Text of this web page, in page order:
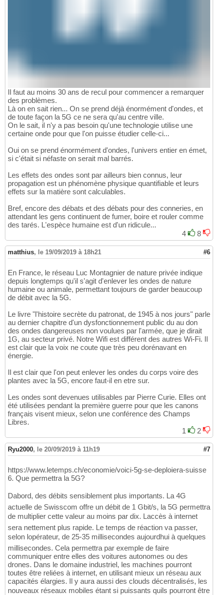
Il faut au moins 30 ans de recul pour commencer a remarquer
des problèmes.
Là on en sait rien... On se prend déjà énormément d'ondes, et
de toute façon la 5G ce ne sera qu'au centre ville.
On le sait, il n'y a pas besoin qu'une technologie utilise une
certaine onde pour que l'on puisse étudier celle-ci...
Oui on se prend énormément d'ondes, l'univers entier en émet,
si c'était si néfaste on serait mal barrés.
Les effets des ondes sont par ailleurs bien connus, leur
propagation est un phénomène physique quantifiable et leurs
effets sur la matière sont calculables.
Bref, encore des débats et des débats pour des conneries, en
attendant les gens continuent de fumer, boire et rouler comme
des tarés. L'espèce humaine est d'un ridicule...
4
8
matthius, le 19/09/2019 à 18h21 #6
En France, le réseau Luc Montagnier de nature privée indique
depuis longtemps qu'il s'agit d'enlever les ondes de nature
humaine ou animale, permettant toujours de garder beaucoup
de débit avec la 5G.
Le livre "l'histoire secrète du patronat, de 1945 à nos jours" parle
au dernier chapitre d'un dysfonctionnement public du au don
des ondes dangereuses non voulues par l'armée, que je dirait
1G, au secteur privé. Notre Wifi est différent des autres Wi-Fi. Il
est clair que la voix ne coute que très peu dorénavant en
énergie.
Il est clair que l'on peut enlever les ondes du corps voire des
plantes avec la 5G, encore faut-il en etre sur.
Les ondes sont devenues utilisables par Pierre Curie. Elles ont
été utilisées pendant la première guerre pour que les canons
français visent mieux, selon une conférence des Champs
Libres.
1
2
Ryu2000, le 20/09/2019 à 11h19 #7
https://www.letemps.ch/economie/voici-5g-se-deploiera-suisse
6. Que permettra la 5G?
Dabord, des débits sensiblement plus importants. La 4G
actuelle de Swisscom offre un débit de 1 Gbit/s, la 5G permettra
de multiplier cette valeur au moins par dix. Laccès à internet
sera nettement plus rapide. Le temps de réaction va passer,
selon lopérateur, de 25-35 millisecondes aujourdhui à quelques
millisecondes. Cela permettra par exemple de faire
communiquer entre elles des voitures autonomes ou des
drones. Dans le domaine industriel, les machines pourront
toutes être reliées à internet, en utilisant mieux un réseau aux
capacités élargies. Il y aura aussi des clouds décentralisés, les
nouveaux réseaux mobiles étant si puissants quils pourront être